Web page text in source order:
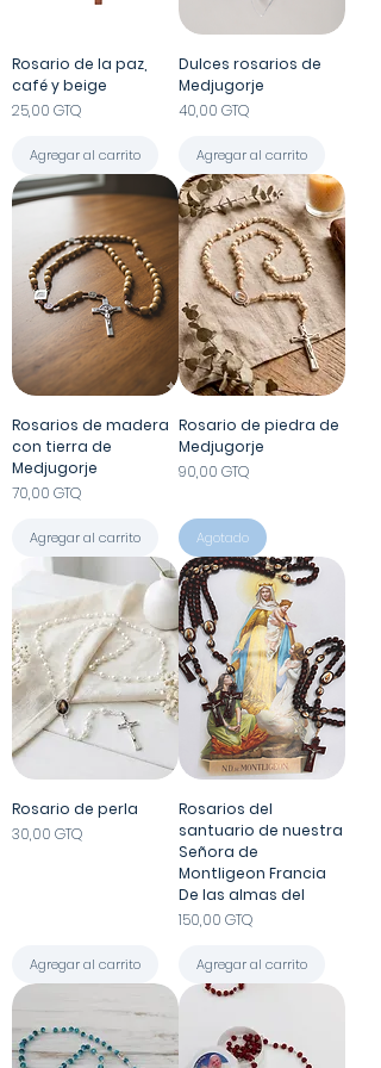
Rosario de la paz,
café y beige
Precio
25,00 GTQ
Agregar al carrito
Dulces rosarios de
Medjugorje
Precio
40,00 GTQ
Agregar al carrito
Rosarios de madera
con tierra de
Medjugorje
Precio
70,00 GTQ
Agregar al carrito
Rosario de piedra de
Medjugorje
Precio
90,00 GTQ
Agotado
Rosario de perla
Precio
30,00 GTQ
Agregar al carrito
Rosarios del
santuario de nuestra
Señora de
Montligeon Francia
De las almas del
Precio
150,00 GTQ
Agregar al carrito